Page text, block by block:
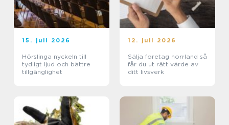
15. juli 2026
Hörslinga nyckeln till
tydligt ljud och bättre
tillgänglighet
12. juli 2026
Sälja företag norrland så
får du ut rätt värde av
ditt livsverk